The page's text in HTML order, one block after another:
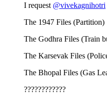
I request @vivekagnihotri
The 1947 Files (Partition)
The Godhra Files (Train
The Karsevak Files
The Bhopal Files (Gas
????????????